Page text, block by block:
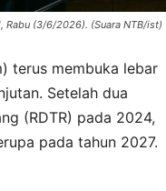
Rabu (3/6/2026). (Suara NTB/ist)
terus membuka lebar
Setelah dua
(RDTR) pada 2024,
pada tahun 2027.